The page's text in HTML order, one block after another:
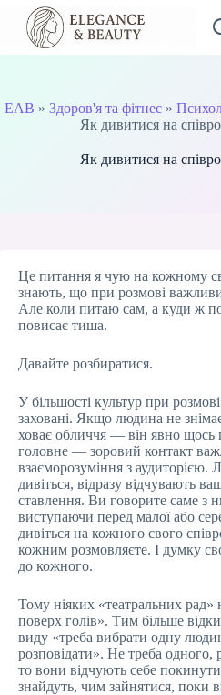
Перейти
вмісту
EAB » Здоров'я та фітнес»
Як дивитися на
Як дивитися на
Це питання я чую на кожному
знають, що при розмові
Але коли питаю сам, а куди ж
повисає тиша.
Давайте розбиратися.
У більшості культур при
заховані. Якщо людина не
ховає обличчя — він явно щось
головне — зоровий контакт
взаєморозуміння з аудиторією.
дивіться, відразу відчувають
ставлення. Ви говорите саме з
виступаючи перед малої або
дивіться на кожного свого
кожним розмовляєте. І думку
до кожного.
Тому ніяких «театральних рад»
поверх голів». Тим більше
виду «треба вибрати одну
розповідати». Не треба одного,
то вони відчують себе
знайдуть, чим зайнятися, поки